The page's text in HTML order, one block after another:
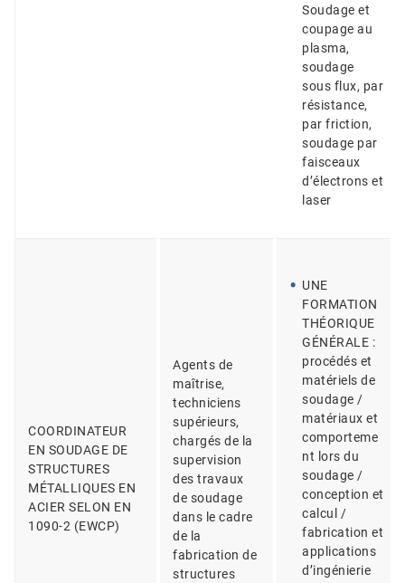
Soudage et
coupage au
plasma,
soudage
sous flux, par
résistance,
par friction,
soudage par
faisceaux
d’électrons et
laser
COORDINATEUR
EN SOUDAGE DE
STRUCTURES
MÉTALLIQUES EN
ACIER SELON EN
1090-2 (EWCP)
Agents de
maîtrise,
techniciens
supérieurs,
chargés de la
supervision
des travaux
de soudage
dans le cadre
de la
fabrication de
structures
UNE
FORMATION
THÉORIQUE
GÉNÉRALE :
procédés et
matériels de
soudage /
matériaux et
comporteme
nt lors du
soudage /
conception et
calcul /
fabrication et
applications
d’ingénierie